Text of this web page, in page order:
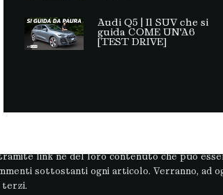
Audi Q5 | Il SUV che si
guida COME UN'A6
[TEST DRIVE]
link né del loro contenuto che può
sottostanti ogni articolo. Verranno, ad
terzi.